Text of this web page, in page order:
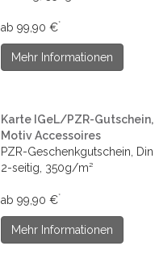
ab 99,90 €*
Mehr Informationen
Karte IGeL/PZR-Gutschein,
Motiv Accessoires
PZR-Geschenkgutschein, Din
2-seitig, 350g/m²
ab 99,90 €*
Mehr Informationen